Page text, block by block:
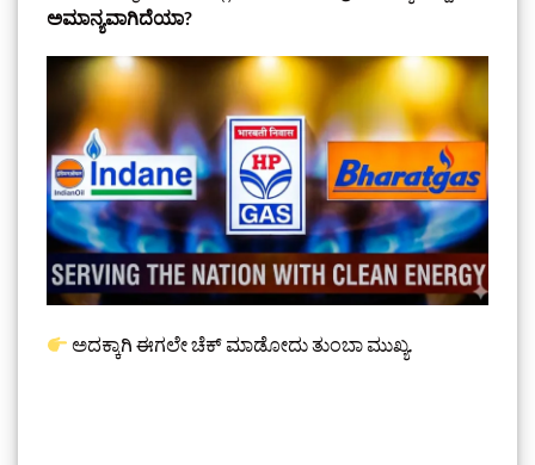
ಅಮಾನ್ಯವಾಗಿದೆಯಾ?
ಅದಕ್ಕಾಗಿ ಈಗಲೇ ಚೆಕ್ ಮಾಡೋದು ತುಂಬಾ ಮುಖ್ಯ.